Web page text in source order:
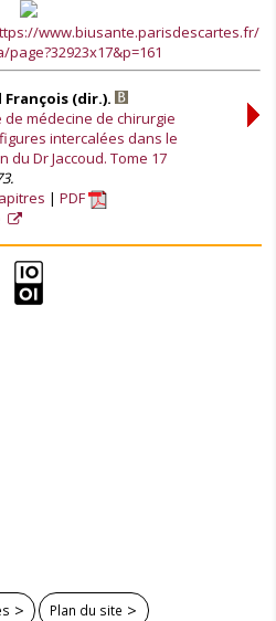
www.biusante.parisdescartes.fr/
François (dir.).
médecine de chirurgie
intercalées dans le
du Dr Jaccoud. Tome 17
PDF
Plan du site